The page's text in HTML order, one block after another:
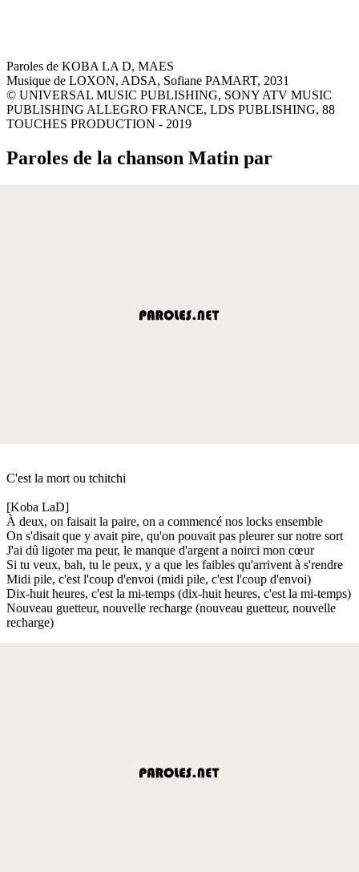
Paroles de KOBA LA D, MAES
Musique de LOXON, ADSA, Sofiane PAMART, 2031
© UNIVERSAL MUSIC PUBLISHING, SONY ATV MUSIC
PUBLISHING ALLEGRO FRANCE, LDS PUBLISHING, 88
TOUCHES PRODUCTION - 2019
Paroles de la chanson Matin par
C'est la mort ou tchitchi
[Koba LaD]
À deux, on faisait la paire, on a commencé nos locks ensemble
On s'disait que y avait pire, qu'on pouvait pas pleurer sur notre sort
J'ai dû ligoter ma peur, le manque d'argent a noirci mon cœur
Si tu veux, bah, tu le peux, y a que les faibles qu'arrivent à s'rendre
Midi pile, c'est l'coup d'envoi (midi pile, c'est l'coup d'envoi)
Dix-huit heures, c'est la mi-temps (dix-huit heures, c'est la mi-temps)
Nouveau guetteur, nouvelle recharge (nouveau guetteur, nouvelle
recharge)